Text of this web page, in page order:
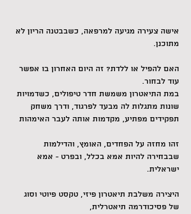
אישה צעירה מגיעה למרפאה, כשבבטנה הריון לא
מתוכנן.
האם להפיל או ללדת? זה היום האחרון בו אפשר
עוד לבחור.
במת התיאטרון משמשת חדר טיפולים, כשדמויות
שונות מתגלות לה מבעד לפרגוד, ודרך משחק
תפקידים מפתיע, מקדמות אותה לעבר האימהות
זהו מחזה על הפחדים, האומץ, והדילמות
שבבחירה להיות אמא בכלל, ובפרט - אמא
ישראלית.
היצירה משלבת תיאטרון פיזי, טקסט פיוטי וסוג
של פסיכודרמה תיאטרלית,